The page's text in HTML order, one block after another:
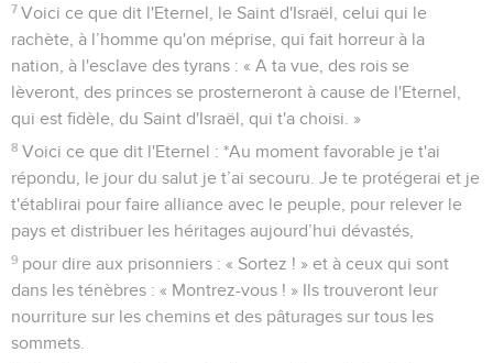
7 Voici ce que dit l'Eternel, le Saint d'Israël, celui qui le
rachète, à l’homme qu'on méprise, qui fait horreur à la
nation, à l'esclave des tyrans : « A ta vue, des rois se
lèveront, des princes se prosterneront à cause de l'Eternel,
qui est fidèle, du Saint d'Israël, qui t'a choisi. »
8 Voici ce que dit l'Eternel : *Au moment favorable je t'ai
répondu, le jour du salut je t’ai secouru. Je te protégerai et je
t'établirai pour faire alliance avec le peuple, pour relever le
pays et distribuer les héritages aujourd’hui dévastés,
9 pour dire aux prisonniers : « Sortez ! » et à ceux qui sont
dans les ténèbres : « Montrez-vous ! » Ils trouveront leur
nourriture sur les chemins et des pâturages sur tous les
sommets.